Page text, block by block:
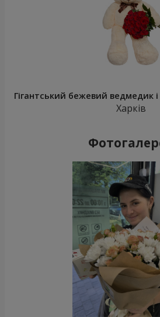
Гігантський бежевий ведмедик
Харків